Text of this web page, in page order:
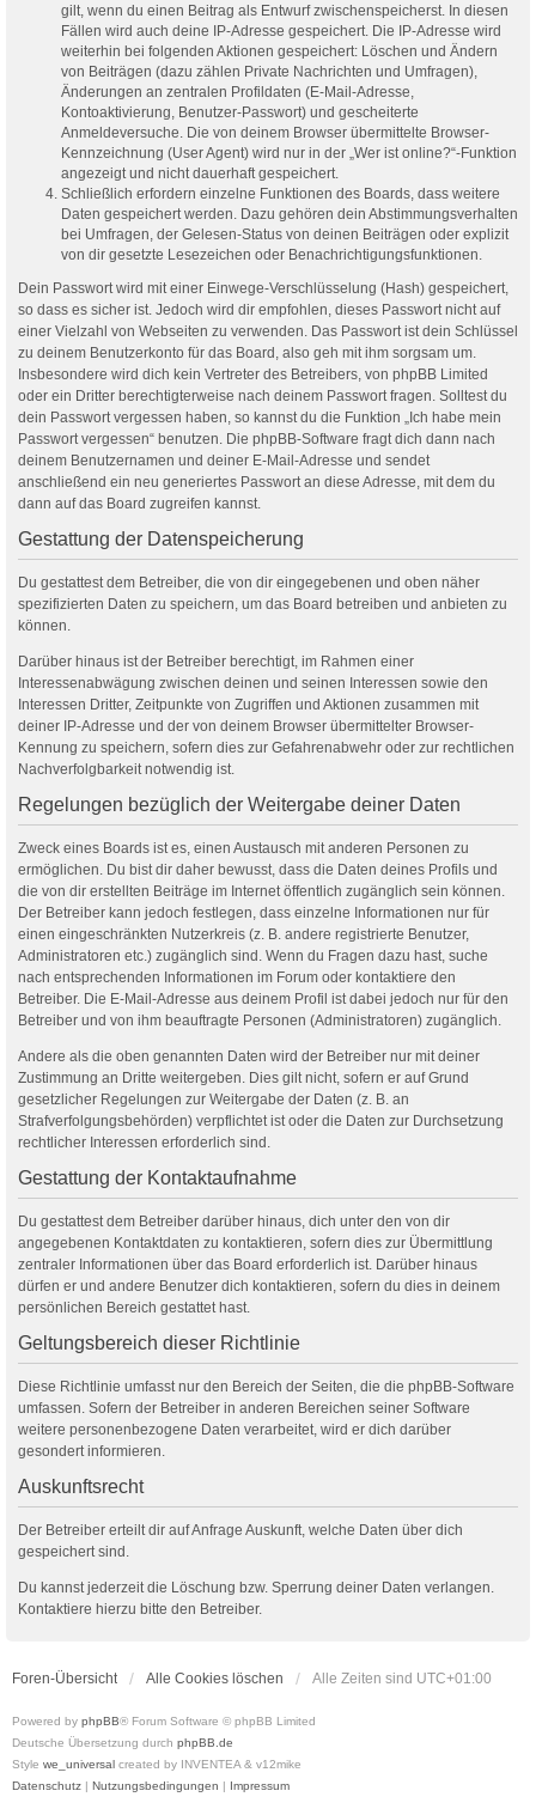
gilt, wenn du einen Beitrag als Entwurf zwischenspeicherst. In diesen
Fällen wird auch deine IP-Adresse gespeichert. Die IP-Adresse wird
weiterhin bei folgenden Aktionen gespeichert: Löschen und Ändern
von Beiträgen (dazu zählen Private Nachrichten und Umfragen),
Änderungen an zentralen Profildaten (E-Mail-Adresse,
Kontoaktivierung, Benutzer-Passwort) und gescheiterte
Anmeldeversuche. Die von deinem Browser übermittelte Browser-
Kennzeichnung (User Agent) wird nur in der „Wer ist online?“-Funktion
angezeigt und nicht dauerhaft gespeichert.
Schließlich erfordern einzelne Funktionen des Boards, dass weitere
Daten gespeichert werden. Dazu gehören dein Abstimmungsverhalten
bei Umfragen, der Gelesen-Status von deinen Beiträgen oder explizit
von dir gesetzte Lesezeichen oder Benachrichtigungsfunktionen.
Dein Passwort wird mit einer Einwege-Verschlüsselung (Hash) gespeichert,
so dass es sicher ist. Jedoch wird dir empfohlen, dieses Passwort nicht auf
einer Vielzahl von Webseiten zu verwenden. Das Passwort ist dein Schlüssel
zu deinem Benutzerkonto für das Board, also geh mit ihm sorgsam um.
Insbesondere wird dich kein Vertreter des Betreibers, von phpBB Limited
oder ein Dritter berechtigterweise nach deinem Passwort fragen. Solltest du
dein Passwort vergessen haben, so kannst du die Funktion „Ich habe mein
Passwort vergessen“ benutzen. Die phpBB-Software fragt dich dann nach
deinem Benutzernamen und deiner E-Mail-Adresse und sendet
anschließend ein neu generiertes Passwort an diese Adresse, mit dem du
dann auf das Board zugreifen kannst.
Gestattung der Datenspeicherung
Du gestattest dem Betreiber, die von dir eingegebenen und oben näher
spezifizierten Daten zu speichern, um das Board betreiben und anbieten zu
können.
Darüber hinaus ist der Betreiber berechtigt, im Rahmen einer
Interessenabwägung zwischen deinen und seinen Interessen sowie den
Interessen Dritter, Zeitpunkte von Zugriffen und Aktionen zusammen mit
deiner IP-Adresse und der von deinem Browser übermittelter Browser-
Kennung zu speichern, sofern dies zur Gefahrenabwehr oder zur rechtlichen
Nachverfolgbarkeit notwendig ist.
Regelungen bezüglich der Weitergabe deiner Daten
Zweck eines Boards ist es, einen Austausch mit anderen Personen zu
ermöglichen. Du bist dir daher bewusst, dass die Daten deines Profils und
die von dir erstellten Beiträge im Internet öffentlich zugänglich sein können.
Der Betreiber kann jedoch festlegen, dass einzelne Informationen nur für
einen eingeschränkten Nutzerkreis (z. B. andere registrierte Benutzer,
Administratoren etc.) zugänglich sind. Wenn du Fragen dazu hast, suche
nach entsprechenden Informationen im Forum oder kontaktiere den
Betreiber. Die E-Mail-Adresse aus deinem Profil ist dabei jedoch nur für den
Betreiber und von ihm beauftragte Personen (Administratoren) zugänglich.
Andere als die oben genannten Daten wird der Betreiber nur mit deiner
Zustimmung an Dritte weitergeben. Dies gilt nicht, sofern er auf Grund
gesetzlicher Regelungen zur Weitergabe der Daten (z. B. an
Strafverfolgungsbehörden) verpflichtet ist oder die Daten zur Durchsetzung
rechtlicher Interessen erforderlich sind.
Gestattung der Kontaktaufnahme
Du gestattest dem Betreiber darüber hinaus, dich unter den von dir
angegebenen Kontaktdaten zu kontaktieren, sofern dies zur Übermittlung
zentraler Informationen über das Board erforderlich ist. Darüber hinaus
dürfen er und andere Benutzer dich kontaktieren, sofern du dies in deinem
persönlichen Bereich gestattet hast.
Geltungsbereich dieser Richtlinie
Diese Richtlinie umfasst nur den Bereich der Seiten, die die phpBB-Software
umfassen. Sofern der Betreiber in anderen Bereichen seiner Software
weitere personenbezogene Daten verarbeitet, wird er dich darüber
gesondert informieren.
Auskunftsrecht
Der Betreiber erteilt dir auf Anfrage Auskunft, welche Daten über dich
gespeichert sind.
Du kannst jederzeit die Löschung bzw. Sperrung deiner Daten verlangen.
Kontaktiere hierzu bitte den Betreiber.
Foren-Übersicht Alle Cookies löschen Alle Zeiten sind UTC+01:00
Powered by phpBB® Forum Software © phpBB Limited
Deutsche Übersetzung durch phpBB.de
Style we_universal created by INVENTEA & v12mike
Datenschutz | Nutzungsbedingungen | Impressum